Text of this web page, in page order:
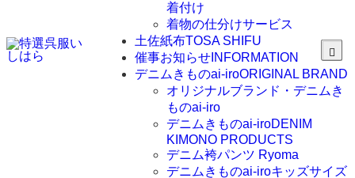
着付け
着物の仕分けサービス
土佐紙布TOSA SHIFU
催事お知らせINFORMATION
デニムきものai-iroORIGINAL BRAND
オリジナルブランド・デニムき
ものai-iro
デニムきものai-iroDENIM
KIMONO PRODUCTS
デニム袴パンツ Ryoma
デニムきものai-iroキッズサイズ